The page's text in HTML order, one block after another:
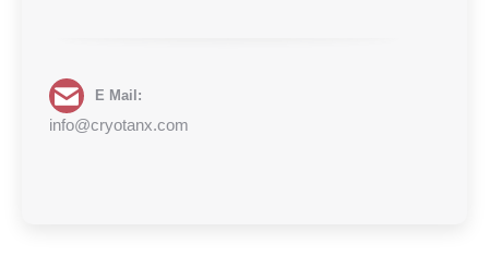
E Mail:
info@cryotanx.com